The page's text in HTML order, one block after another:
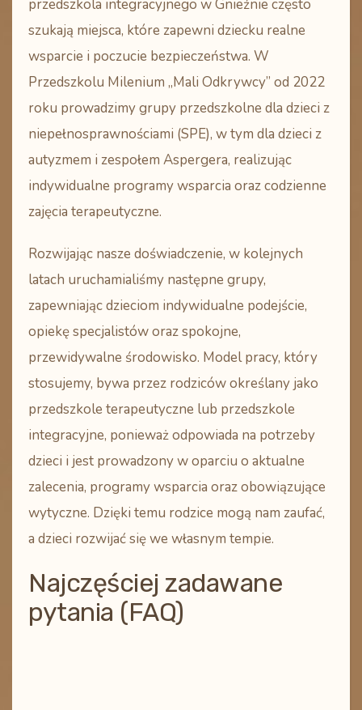
przedszkola integracyjnego w Gnieźnie często
szukają miejsca, które zapewni dziecku realne
wsparcie i poczucie bezpieczeństwa. W
Przedszkolu Milenium „Mali Odkrywcy” od 2022
roku prowadzimygrupy przedszkolne dla dzieci z
niepełnosprawnościami (SPE), w tym dla dzieci z
autyzmem i zespołem Aspergera, realizując
indywidualne programy wsparcia oraz codzienne
zajęcia terapeutyczne.
Rozwijając nasze doświadczenie, w kolejnych
latach uruchamialiśmy następne grupy,
zapewniając dzieciom indywidualne podejście,
opiekę specjalistów oraz spokojne,
przewidywalne środowisko. Model pracy, który
stosujemy, bywa przez rodziców określany jako
przedszkole terapeutyczne lub przedszkole
integracyjne, ponieważ odpowiada na potrzeby
dzieci i jest prowadzonyw oparciu o aktualne
zalecenia, programy wsparcia oraz obowiązujące
wytyczne. Dzięki temu rodzice mogą nam zaufać,
a dzieci rozwijać się we własnym tempie.
Najczęściej zadawane
pytania (FAQ)